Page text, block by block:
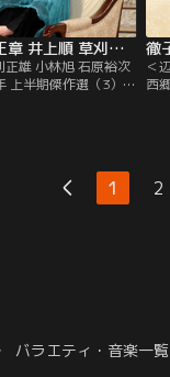
徹子の部屋 ＜堺正章 井上順 草刈正雄 小林旭 石原裕次郎 中尾ミエ＞2026年 上半期傑作選（3）（2026/07/29放送分）
正雄 小林旭 石原裕次
上半期傑作選（3）／
さんは、顔も知らな
父様の消息を求めて
＜
西
1 2
バラエティ・音楽一覧